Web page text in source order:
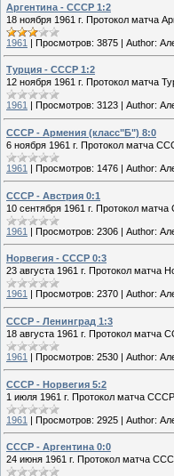
Аргентина - СССР 1:2
18 ноября 1961 г. Протокол матча
1961 | Просмотров: 3875 | Author:
Турция - СССР 1:2
12 ноября 1961 г. Протокол матча
1961 Просмотров: 3123 Author:
СССР - Армения (класс"Б") 8:0
6 ноября 1961 г. Протокол матча
1961 | Просмотров: 1476 | Author:
СССР - Австрия 0:1
10 сентября 1961 г. Протокол
1961 | Просмотров: 2306 | Author:
Норвегия - СССР 0:3
23 августа 1961 г. Протокол матча
1961 Просмотров: 2370 Author:
СССР - Ленинград 1:3
18 августа 1961 г. Протокол матча
1961 | Просмотров: 2530 | Author:
СССР - Норвегия 5:2
1 июля 1961 г. Протокол матча
1961 | Просмотров: 2925 | Author:
СССР - Аргентина 0:0
24 июня 1961 г. Протокол матча